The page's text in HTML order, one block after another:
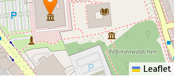
Leaflet